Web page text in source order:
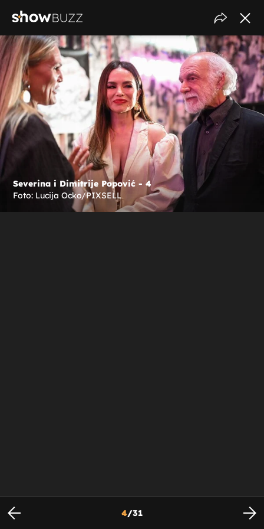
Severina i Dimitrije Popović - 4
Foto: Lucija Ocko/PIXSELL
4/31